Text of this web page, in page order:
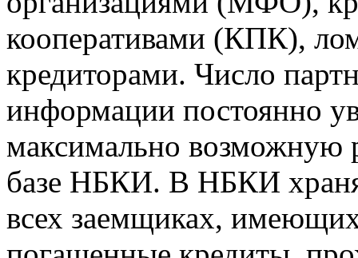
кооперативами (КПК),
кредиторами. Число
информации постоянно
максимально возможную
базе НБКИ. В НБКИ
всех заемщиках,